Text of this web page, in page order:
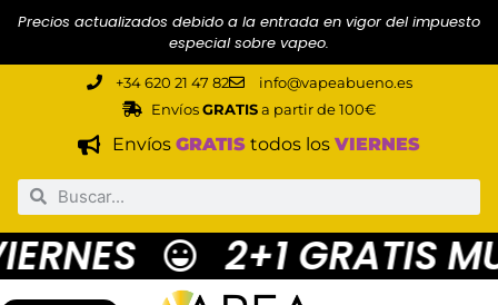
Precios actualizados debido a la entrada en vigor del impuesto
especial sobre vapeo.
+34 620 21 47 82
info@vapeabueno.es
EnvíosGRATISa partir de 100€
EnvíosGRATIS todos losVIERNES
2+1 GRATIS